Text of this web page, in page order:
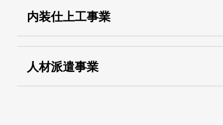
事業
関自貨：
内装仕上工事業
人材派遣事業